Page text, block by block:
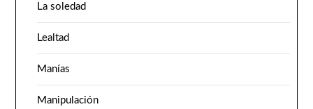
La soledad
Lealtad
Manías
Manipulación